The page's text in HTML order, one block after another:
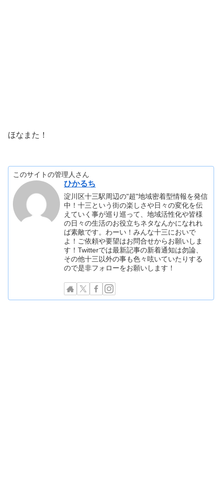
ほなまた！
このサイトの管理人さん
ひかるち
淀川区十三駅周辺の"超"地域密着型情報を発信
中！十三という街の楽しさや日々の変化を伝
えていく事が巡り巡って、地域活性化や皆様
の日々の生活のお役立ちネタなんかになれれ
ば素敵です。わーい！みんな十三においで
よ！ご依頼や要望はお問合せからお願いしま
す！Twitterでは最新記事の新着通知は勿論、
その他十三以外の事も色々呟いていたりする
ので是非フォローをお願いします！